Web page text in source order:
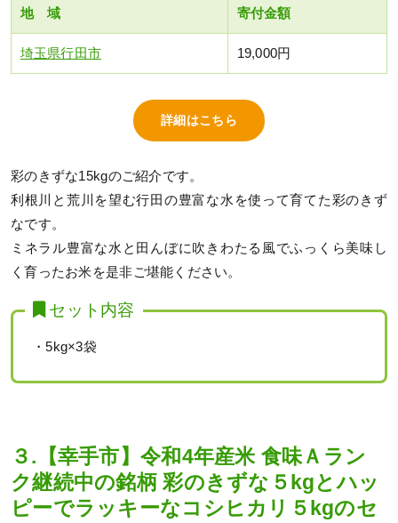
地 域 寄付金額
埼玉県行田市 19,000円
詳細はこちら
彩のきずな15kgのご紹介です。
利根川と荒川を望む行田の豊富な水を使って育てた彩のきず
なです。
ミネラル豊富な水と田んぼに吹きわたる風でふっくら美味し
く育ったお米を是非ご堪能ください。
セット内容
・5kg×3袋
３.【幸手市】令和4年産米 食味Ａラン
ク継続中の銘柄 彩のきずな５kgとハッ
ピーでラッキーなコシヒカリ５kgのセ